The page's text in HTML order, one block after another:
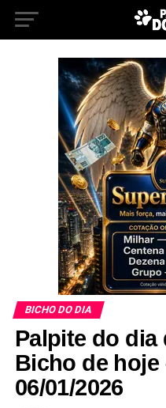
BICHO DO DIA
Palpite do
Bicho de hoje
06/01/2026